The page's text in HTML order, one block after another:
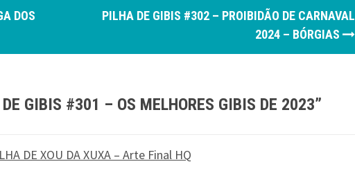
DOS
PILHA DE GIBIS #302 – PROIBIDÃO DE CARNAVAL
2024 – BÓRGIAS
GIBIS #301 – OS MELHORES GIBIS DE 2023”
DE XOU DA XUXA – Arte Final HQ